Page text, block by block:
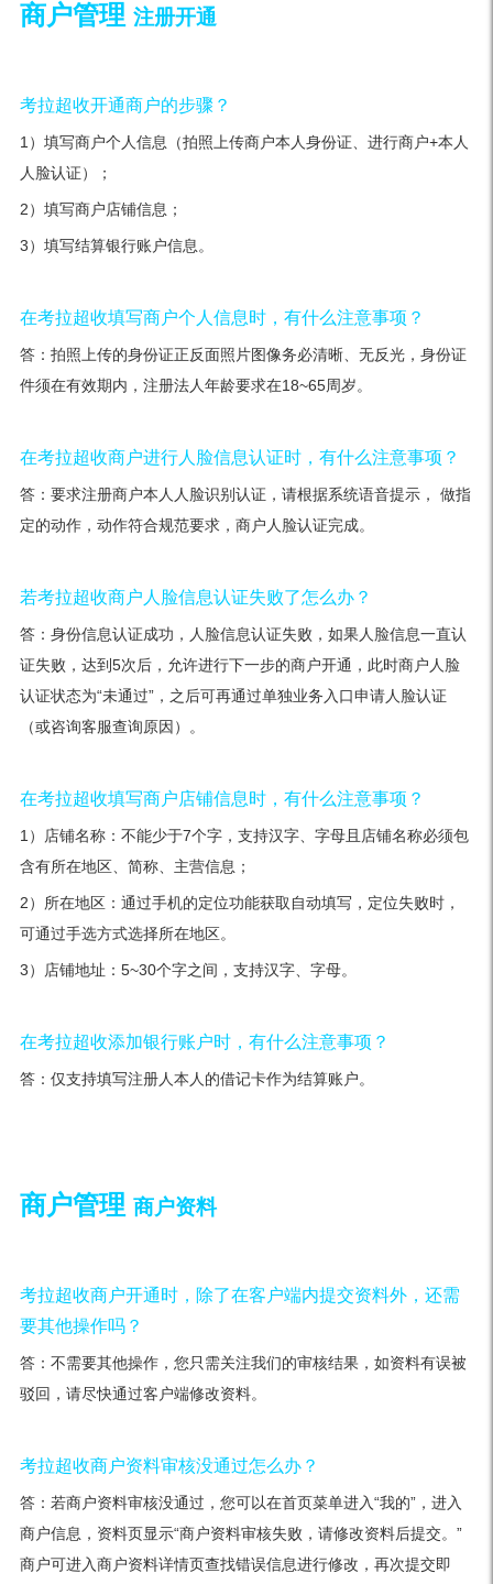
商户管理 注册开通
考拉超收开通商户的步骤？
1）填写商户个人信息（拍照上传商户本人身份证、进行商户+本人
人脸认证）；
2）填写商户店铺信息；
3）填写结算银行账户信息。
在考拉超收填写商户个人信息时，有什么注意事项？
答：拍照上传的身份证正反面照片图像务必清晰、无反光，身份证
件须在有效期内，注册法人年龄要求在18~65周岁。
在考拉超收商户进行人脸信息认证时，有什么注意事项？
答：要求注册商户本人人脸识别认证，请根据系统语音提示， 做指
定的动作，动作符合规范要求，商户人脸认证完成。
若考拉超收商户人脸信息认证失败了怎么办？
答：身份信息认证成功，人脸信息认证失败，如果人脸信息一直认
证失败，达到5次后，允许进行下一步的商户开通，此时商户人脸
认证状态为“未通过”，之后可再通过单独业务入口申请人脸认证
（或咨询客服查询原因）。
在考拉超收填写商户店铺信息时，有什么注意事项？
1）店铺名称：不能少于7个字，支持汉字、字母且店铺名称必须包
含有所在地区、简称、主营信息；
2）所在地区：通过手机的定位功能获取自动填写，定位失败时，
可通过手选方式选择所在地区。
3）店铺地址：5~30个字之间，支持汉字、字母。
在考拉超收添加银行账户时，有什么注意事项？
答：仅支持填写注册人本人的借记卡作为结算账户。
商户管理 商户资料
考拉超收商户开通时，除了在客户端内提交资料外，还需
要其他操作吗？
答：不需要其他操作，您只需关注我们的审核结果，如资料有误被
驳回，请尽快通过客户端修改资料。
考拉超收商户资料审核没通过怎么办？
答：若商户资料审核没通过，您可以在首页菜单进入“我的”，进入
商户信息，资料页显示“商户资料审核失败，请修改资料后提交。”
商户可进入商户资料详情页查找错误信息进行修改，再次提交即